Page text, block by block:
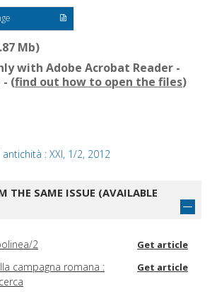
Mb)
with Adobe Acrobat Reader -
(find out how to open the files)
: XXI, 1/2, 2012
THE SAME ISSUE (AVAILABLE
2 Get article
campagna romana :
Get article